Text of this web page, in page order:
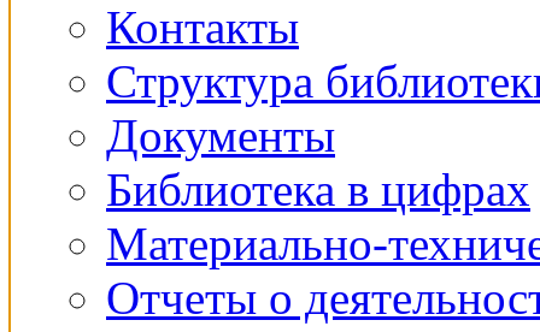
Контакты
Структура
Документы
Библиотека в цифрах
Материально-
Отчеты о